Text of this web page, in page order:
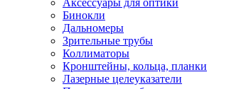
Аксессуары для оптики
Бинокли
Дальномеры
Зрительные трубы
Коллиматоры
Кронштейны, кольца, планки
Лазерные целеуказатели